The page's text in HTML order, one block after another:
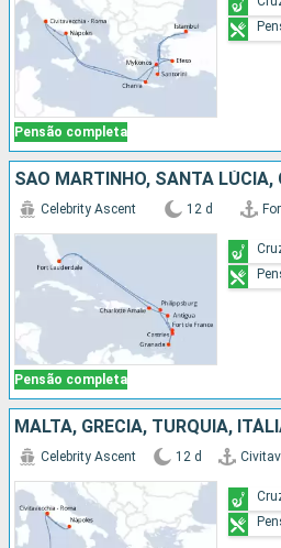
Pensão completa
Pensão completa
Celebrity Ascent 12 d
MALTA, GRÉCIA, TURQUIA,
Celebrity Ascent 12 d